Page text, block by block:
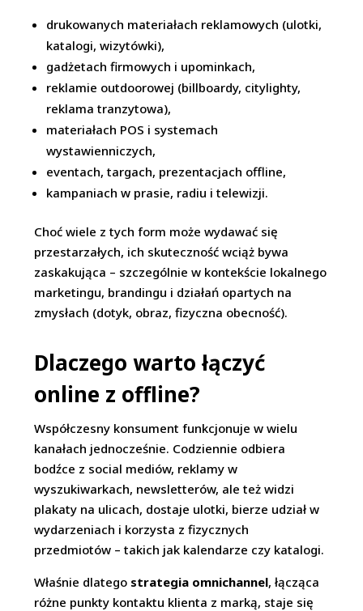
drukowanych materiałach reklamowych (ulotki,
katalogi, wizytówki),
gadżetach firmowych i upominkach,
reklamie outdoorowej (billboardy, citylighty,
reklama tranzytowa),
materiałach POS i systemach
wystawienniczych,
eventach, targach, prezentacjach offline,
kampaniach w prasie, radiu i telewizji.
Choć wiele z tych form może wydawać się
przestarzałych, ich skuteczność wciąż bywa
zaskakująca – szczególnie w kontekście lokalnego
marketingu, brandingu i działań opartych na
zmysłach (dotyk, obraz, fizyczna obecność).
Dlaczego warto łączyć
online z offline?
Współczesny konsument funkcjonuje w wielu
kanałach jednocześnie. Codziennie odbiera
bodźce z social mediów, reklamy w
wyszukiwarkach, newsletterów, ale też widzi
plakaty na ulicach, dostaje ulotki, bierze udział w
wydarzeniach i korzysta z fizycznych
przedmiotów – takich jak kalendarze czy katalogi.
Właśnie dlatego strategia omnichannel, łącząca
różne punkty kontaktu klienta z marką, staje się